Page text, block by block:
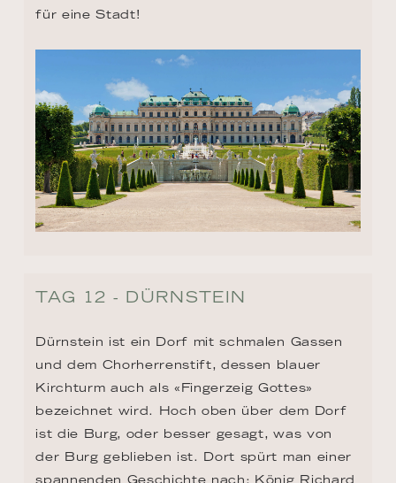
für eine Stadt!
TAG 12 - DÜRNSTEIN
Dürnstein ist ein Dorf mit schmalen Gassen
und dem Chorherrenstift, dessen blauer
Kirchturm auch als «Fingerzeig Gottes»
bezeichnet wird. Hoch oben über dem Dorf
ist die Burg, oder besser gesagt, was von
der Burg geblieben ist. Dort spürt man einer
spannenden Geschichte nach: König Richard